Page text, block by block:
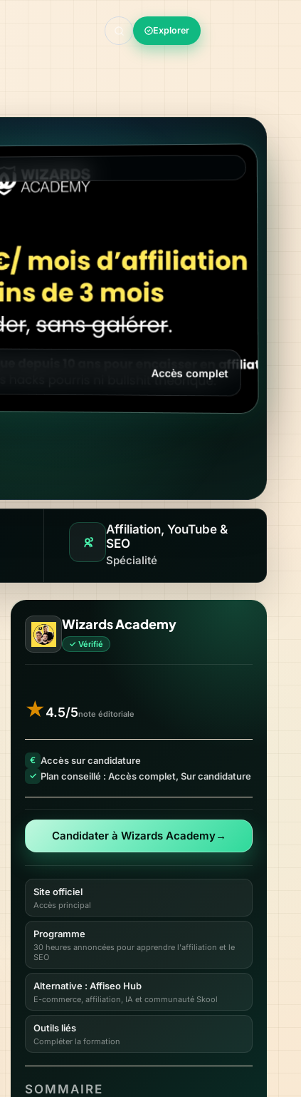
Explorer
Accès complet
Affiliation, YouTube &
SEO
Spécialité
Wizards Academy
✓ Vérifié
★4.5/5note éditoriale
€ Accès sur candidature
✓ Plan conseillé : Accès complet, Sur candidature
Candidater à Wizards Academy→
Site officiel
Accès principal
Programme
30 heures annoncées pour apprendre l'affiliation et le
SEO
Alternative : Affiseo Hub
E-commerce, affiliation, IA et communauté Skool
Outils liés
Compléter la formation
SOMMAIRE